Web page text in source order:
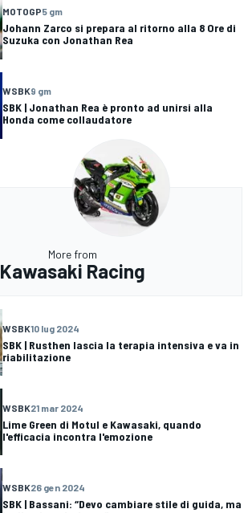
MOTOGP5 gm
Johann Zarco si prepara al ritorno alla 8 Ore di
Suzuka con Jonathan Rea
WSBK9 gm
SBK | Jonathan Rea è pronto ad unirsi alla
Honda come collaudatore
More from
Kawasaki Racing
WSBK10 lug 2024
SBK | Rusthen lascia la terapia intensiva e va in
riabilitazione
WSBK21 mar 2024
Lime Green di Motul e Kawasaki, quando
l'efficacia incontra l'emozione
WSBK26 gen 2024
SBK | Bassani: “Devo cambiare stile di guida, ma